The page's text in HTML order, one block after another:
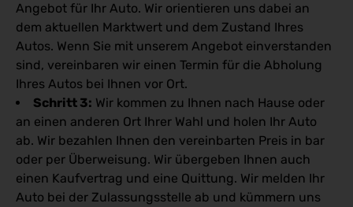
Angebot für Ihr Auto. Wir orientieren uns dabei an
dem aktuellen Marktwert und dem Zustand Ihres
Autos. Wenn Sie mit unserem Angebot einverstanden
sind, vereinbaren wir einen Termin für die Abholung
Ihres Autos bei Ihnen vor Ort.
Schritt 3: Wir kommen zu Ihnen nach Hause oder
an einen anderen Ort Ihrer Wahl und holen Ihr Auto
ab. Wir bezahlen Ihnen den vereinbarten Preis in bar
oder per Überweisung. Wir übergeben Ihnen auch
einen Kaufvertrag und eine Quittung. Wir melden Ihr
Auto bei der Zulassungsstelle ab und kümmern uns